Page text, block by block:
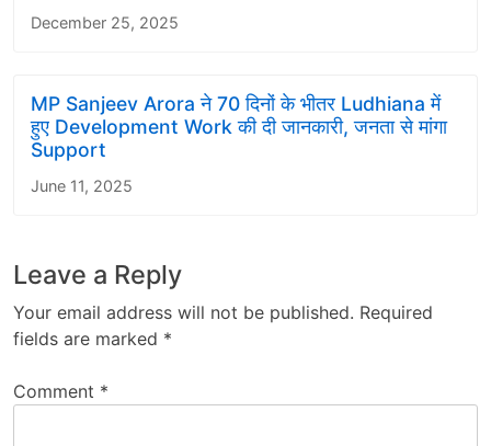
December 25, 2025
MP Sanjeev Arora ने 70 दिनों के भीतर Ludhiana में
हुए Development Work की दी जानकारी, जनता से मांगा
Support
June 11, 2025
Leave a Reply
Your email address will not be published. Required
fields are marked *
Comment *